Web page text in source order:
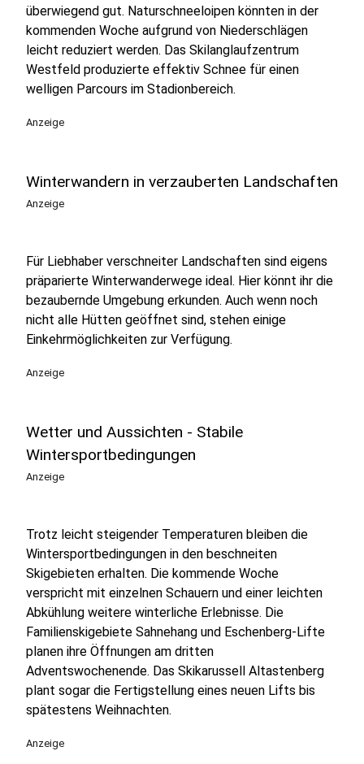
überwiegend gut. Naturschneeloipen könnten in der
kommenden Woche aufgrund von Niederschlägen
leicht reduziert werden. Das Skilanglaufzentrum
Westfeld produzierte effektiv Schnee für einen
welligen Parcours im Stadionbereich.
Anzeige
Winterwandern in verzauberten Landschaften
Anzeige
Für Liebhaber verschneiter Landschaften sind eigens
präparierte Winterwanderwege ideal. Hier könnt ihr die
bezaubernde Umgebung erkunden. Auch wenn noch
nicht alle Hütten geöffnet sind, stehen einige
Einkehrmöglichkeiten zur Verfügung.
Anzeige
Wetter und Aussichten - Stabile
Wintersportbedingungen
Anzeige
Trotz leicht steigender Temperaturen bleiben die
Wintersportbedingungen in den beschneiten
Skigebieten erhalten. Die kommende Woche
verspricht mit einzelnen Schauern und einer leichten
Abkühlung weitere winterliche Erlebnisse. Die
Familienskigebiete Sahnehang und Eschenberg-Lifte
planen ihre Öffnungen am dritten
Adventswochenende. Das Skikarussell Altastenberg
plant sogar die Fertigstellung eines neuen Lifts bis
spätestens Weihnachten.
Anzeige